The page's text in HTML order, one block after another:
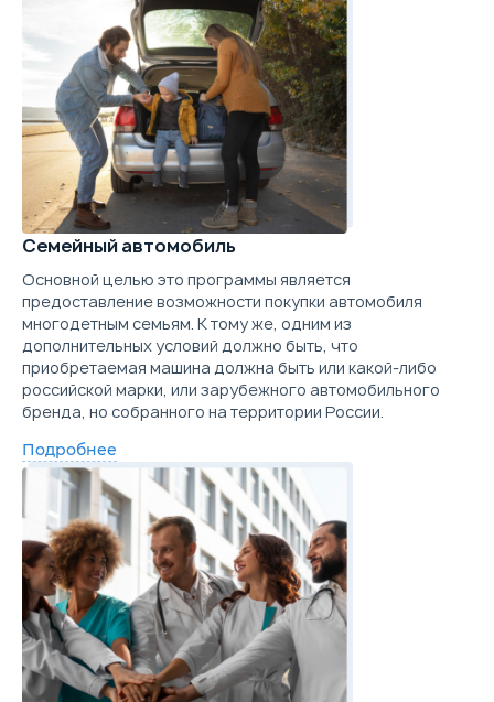
Trade-in
Купить в кредит
Trade-in
Забронировать
Семейный автомобиль
Основной целью это программы является
предоставление возможности покупки автомобиля
многодетным семьям. К тому же, одним из
дополнительных условий должно быть, что
приобретаемая машина должна быть или какой-либо
российской марки, или зарубежного автомобильного
бренда, но собранного на территории России.
Подробнее